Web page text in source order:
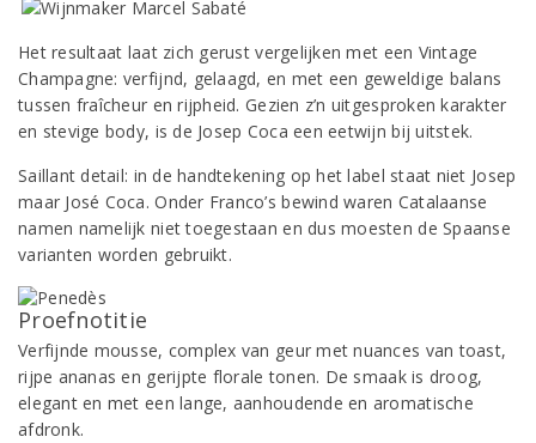
Het resultaat laat zich gerust vergelijken met een Vintage
Champagne: verfijnd, gelaagd, en met een geweldige balans
tussen fraîcheur en rijpheid. Gezien z’n uitgesproken karakter
en stevige body, is de Josep Coca een eetwijn bij uitstek.
Saillant detail: in de handtekening op het label staat niet Josep
maar José Coca. Onder Franco’s bewind waren Catalaanse
namen namelijk niet toegestaan en dus moesten de Spaanse
varianten worden gebruikt.
Proefnotitie
Verfijnde mousse, complex van geur met nuances van toast,
rijpe ananas en gerijpte florale tonen. De smaak is droog,
elegant en met een lange, aanhoudende en aromatische
afdronk.